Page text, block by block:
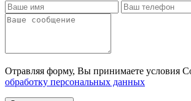
Отравляя форму, Вы принимаете условия
обработку персональных данных